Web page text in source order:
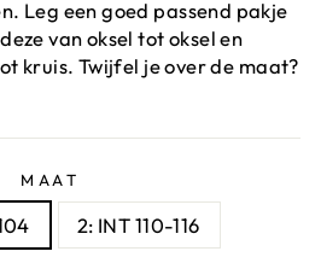
Leg een goed passend pakje
van oksel tot oksel en
kruis. Twijfel je over de maat?
MAAT
2: INT 110-116